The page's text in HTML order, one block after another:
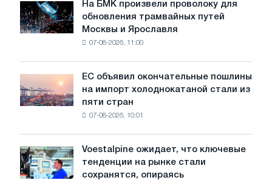
На
БМК
произвели
трамвайных
путей
Ярославля
На БМК произвели проволоку для
обновления трамвайных путей
Москвы и Ярославля
07-08-2026, 11:00
объявил
окончательные
холоднокатаной
стали
ЕС объявил окончательные пошлины
на импорт холоднокатаной стали из
пяти стран
07-08-2026, 10:01
Voestalpine
ожидает,
что
Voestalpine ожидает, что ключевые
тенденции на рынке стали
сохранятся, опираясь